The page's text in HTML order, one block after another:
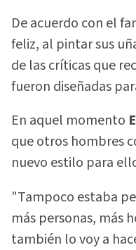
De acuerdo con el
feliz, al pintar sus
de las críticas que
fueron diseñadas
En aquel momento
que otros hombres
nuevo estilo para
"Tampoco estaba
más personas, más
también lo voy a